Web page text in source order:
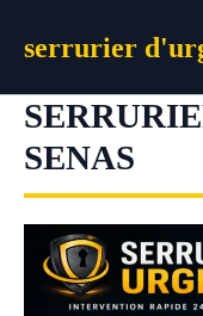
serrurier
SENAS